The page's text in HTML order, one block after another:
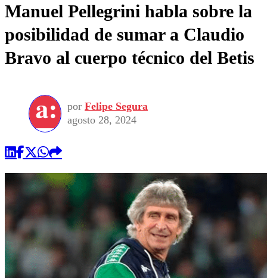
Manuel Pellegrini habla sobre la
posibilidad de sumar a Claudio
Bravo al cuerpo técnico del Betis
por Felipe Segura
agosto 28, 2024